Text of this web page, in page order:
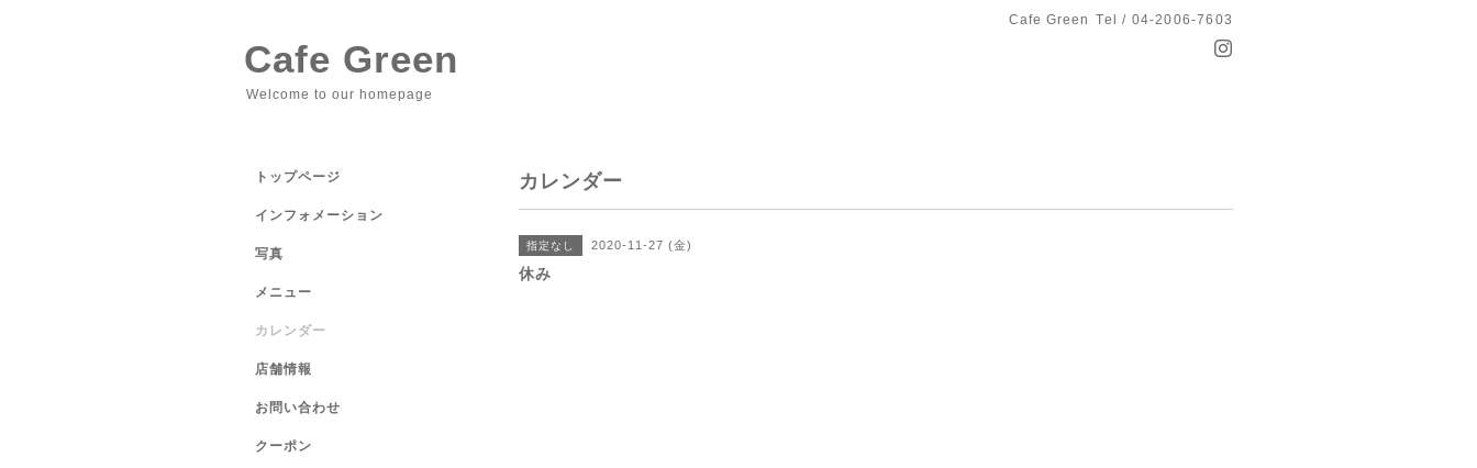
Cafe Green Tel / 04-2006-7603
Cafe Green
Welcome to our homepage
カレンダー
指定なし 2020-11-27 (金)
休み
トップページ
インフォメーション
写真
メニュー
カレンダー
店舗情報
お問い合わせ
クーポン